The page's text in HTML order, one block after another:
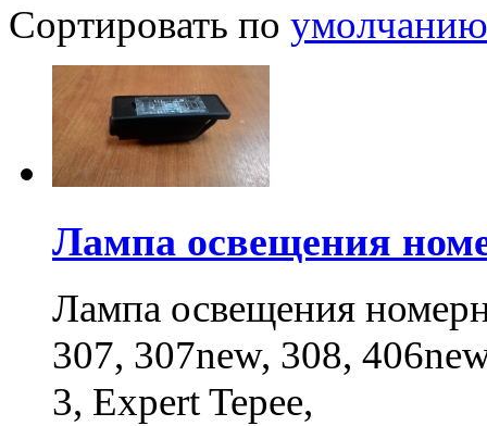
Сортировать по умолчанию
Лампа освещения
Лампа освещения
307, 307new, 308,
3, Expert Tepee,